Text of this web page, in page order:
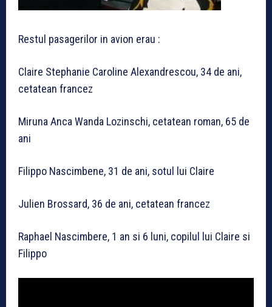
Restul pasagerilor in avion erau :
Claire Stephanie Caroline Alexandrescou, 34 de ani,
cetatean francez
Miruna Anca Wanda Lozinschi, cetatean roman, 65 de
ani
Filippo Nascimbene, 31 de ani, sotul lui Claire
Julien Brossard, 36 de ani, cetatean francez
Raphael Nascimbere, 1 an si 6 luni, copilul lui Claire si
Filippo